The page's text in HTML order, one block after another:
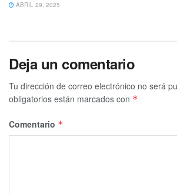
ABRIL 29, 2025
Deja un comentario
Tu dirección de correo electrónico no será
obligatorios están marcados con *
Comentario *